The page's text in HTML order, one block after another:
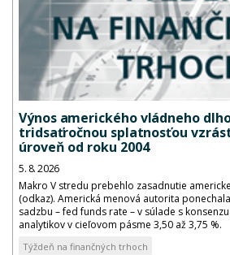
Výnos amerického vládneho
tridsaťročnou splatnosťou
úroveň od roku 2004
5. 8. 2026
Makro V stredu prebehlo zasadnutie
(odkaz). Americká menová autorita
sadzbu – fed funds rate – v súlade s
analytikov v cieľovom pásme 3,50 až 3,75 %.
Týždeň na finančných trhoch